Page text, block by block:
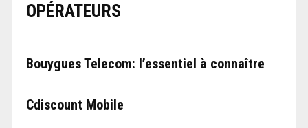
OPÉRATEURS
Bouygues Telecom: l’essentiel à connaître
Cdiscount Mobile